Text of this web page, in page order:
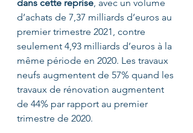
dans cette reprise , avec un volume
d’achats de 7,37 milliards d’euros au
premier trimestre 2021, contre
seulement 4,93 milliards d’euros à la
même période en 2020. Les travaux
neufs augmentent de 57% quand les
travaux de rénovation augmentent
de 44% par rapport au premier
trimestre de 2020.